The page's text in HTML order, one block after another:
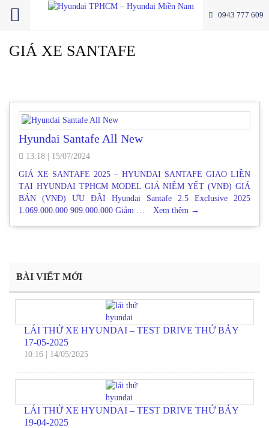
0943 777 609
GIÁ XE SANTAFE
Hyundai Santafe All New
13:18
15/07/2024
GIÁ XE SANTAFE 2025 – HYUNDAI SANTAFE GIAO LIỀN
TẠI HYUNDAI TPHCM MODEL GIÁ NIÊM YẾT (VNĐ) GIÁ
BÁN (VNĐ) ƯU ĐÃI Hyundai Santafe 2.5 Exclusive 2025
1.069.000.000 909.000.000 Giảm …
Xem thêm →
BÀI VIẾT MỚI
LÁI THỬ XE HYUNDAI – TEST DRIVE THỨ BẢY
17-05-2025
10:16 14/05/2025
LÁI THỬ XE HYUNDAI – TEST DRIVE THỨ BẢY
19-04-2025